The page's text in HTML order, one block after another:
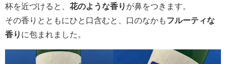
杯を近づけると、 花のような香り が鼻をつきます。
その香りとともにひと口含むと、口のなかもフルーティな
香り に包まれました。